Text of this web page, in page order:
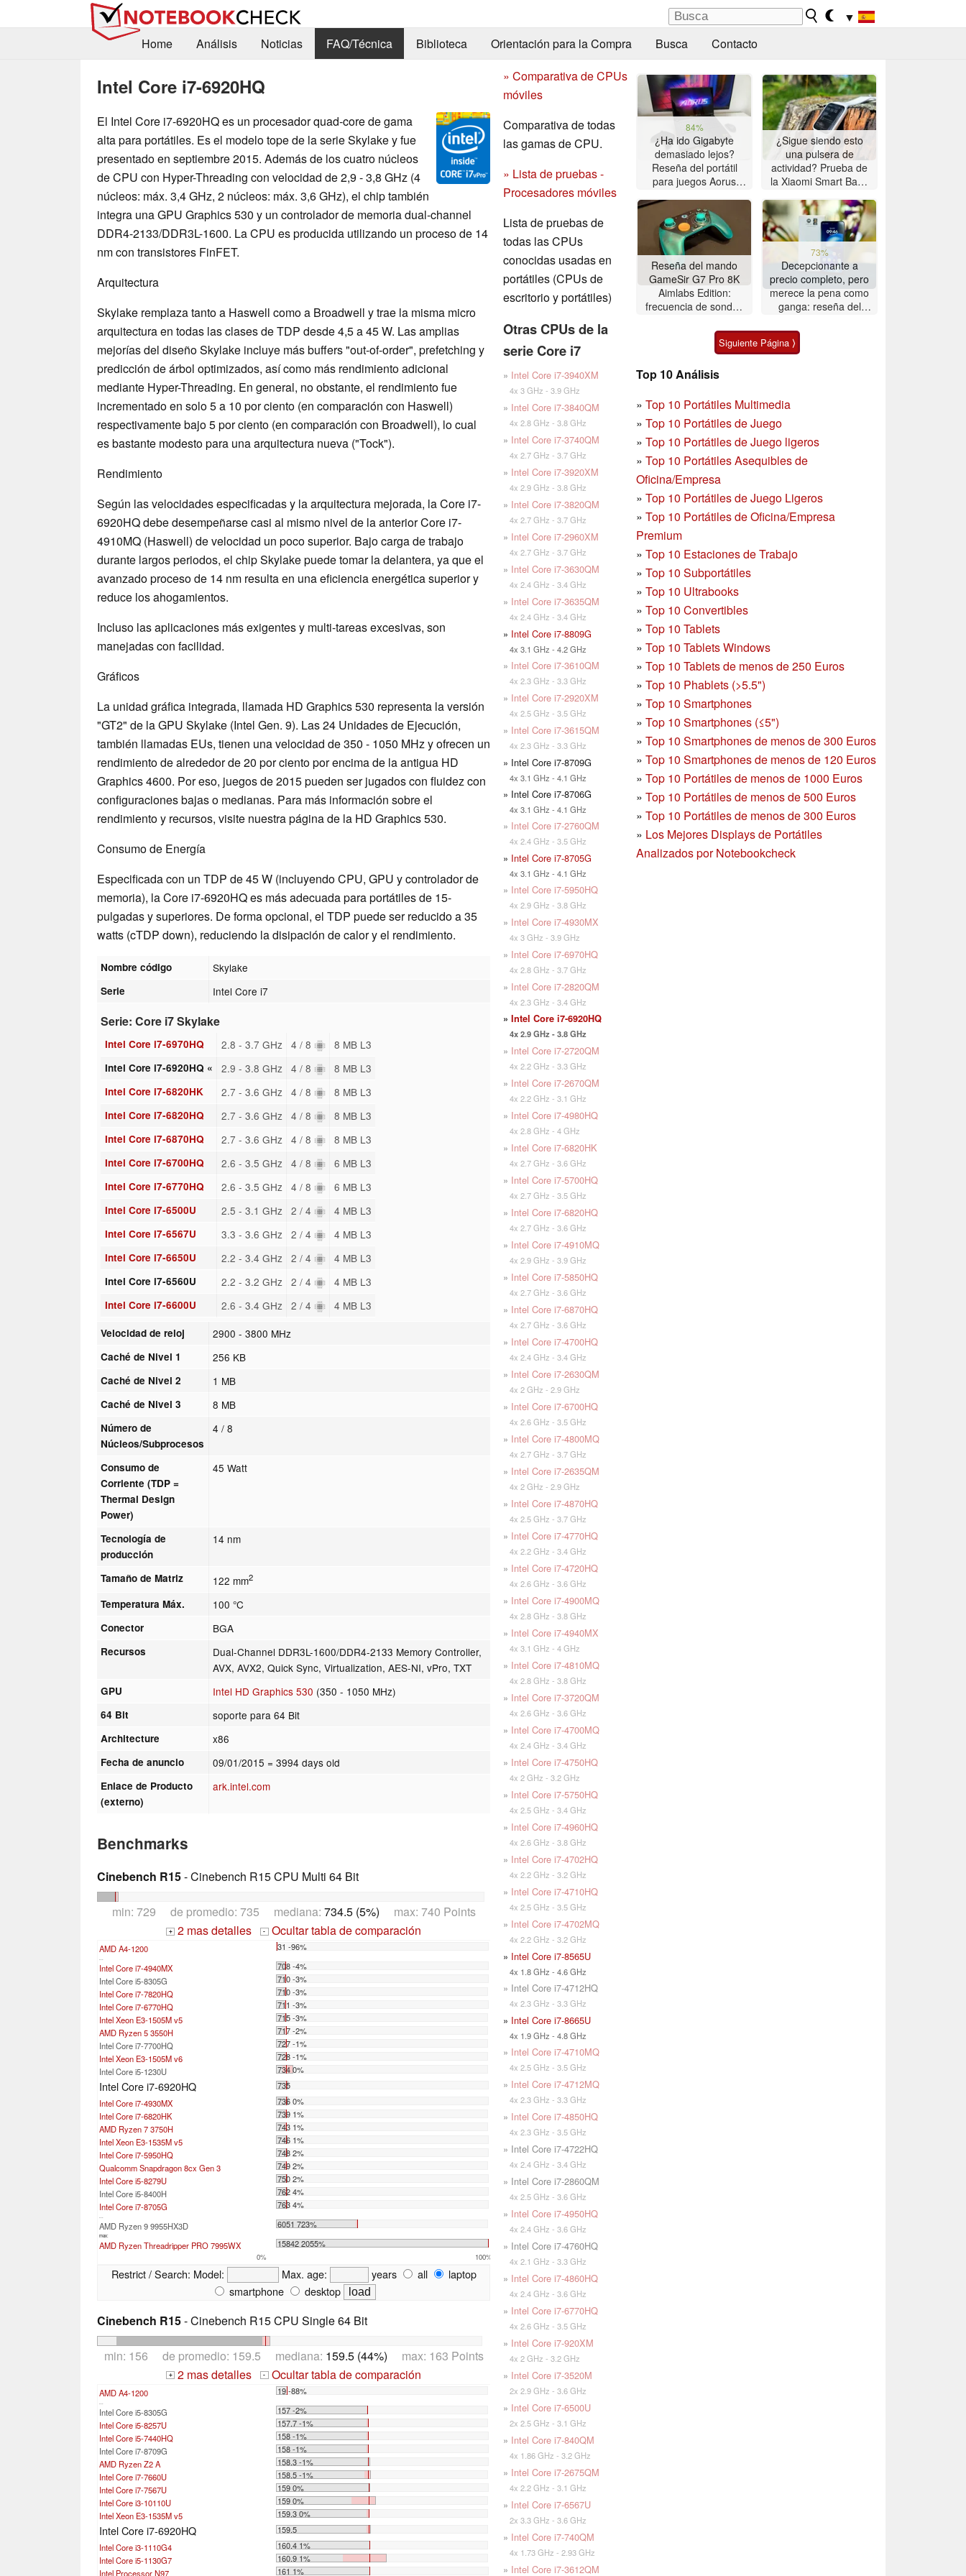
▼
Home
Análisis Noticias FAQ/Técnica Biblioteca Orientación para la Compra Busca Contacto
Intel Core i7-6920HQ
El Intel Core i7-6920HQ es un procesador quad-core de gama
alta para portátiles. Es el modelo tope de la serie Skylake y fue
presentado en septiembre 2015. Además de los cuatro núcleos
de CPU con Hyper-Threading con velocidad de 2,9 - 3,8 GHz (4
núcleos: máx. 3,4 GHz, 2 núcleos: máx. 3,6 GHz), el chip también
integra una GPU Graphics 530 y un controlador de memoria dual-channel
DDR4-2133/DDR3L-1600. La CPU es producida utilizando un proceso de 14
nm con transistores FinFET.
Arquitectura
Skylake remplaza tanto a Haswell como a Broadwell y trae la misma micro
arquitectura en todas las clases de TDP desde 4,5 a 45 W. Las amplias
mejorías del diseño Skylake incluye más buffers "out-of-order", prefetching y
predicción de árbol optimizados, así como más rendimiento adicional
mediante Hyper-Threading. En general, no obstante, el rendimiento fue
incrementado en solo 5 a 10 por ciento (en comparación con Haswell)
respectivamente bajo 5 por ciento (en comparación con Broadwell), lo cual
es bastante modesto para una arquitectura nueva ("Tock").
Rendimiento
Según las velocidades especificadas y la arquitectura mejorada, la Core i7-
6920HQ debe desempeñarse casi al mismo nivel de la anterior Core i7-
4910MQ (Haswell) de velocidad un poco superior. Bajo carga de trabajo
durante largos periodos, el chip Skylake puede tomar la delantera, ya que el
avanzado proceso de 14 nm resulta en una eficiencia energética superior y
reduce los ahogamientos.
Incluso las aplicaciones más exigentes y multi-tareas excesivas, son
manejadas con facilidad.
Gráficos
La unidad gráfica integrada, llamada HD Graphics 530 representa la versión
"GT2" de la GPU Skylake (Intel Gen. 9). Las 24 Unidades de Ejecución,
también llamadas EUs, tienen una velocidad de 350 - 1050 MHz y ofrecen un
rendimiento de alrededor de 20 por ciento por encima de la antigua HD
Graphics 4600. Por eso, juegos de 2015 pueden ser jugados con fluidez con
configuraciones bajas o medianas. Para más información sobre el
rendimiento y recursos, visite nuestra página de la HD Graphics 530.
Consumo de Energía
Especificada con un TDP de 45 W (incluyendo CPU, GPU y controlador de
memoria), la Core i7-6920HQ es más adecuada para portátiles de 15-
pulgadas y superiores. De forma opcional, el TDP puede ser reducido a 35
watts (cTDP down), reduciendo la disipación de calor y el rendimiento.
Nombre código Skylake
Serie Intel Core i7
Serie: Core i7 Skylake
Intel Core i7-6970HQ 2.8 - 3.7 GHz 4 / 8 8 MB L3
Intel Core i7-6920HQ « 2.9 - 3.8 GHz 4 / 8 8 MB L3
Intel Core i7-6820HK 2.7 - 3.6 GHz 4 / 8 8 MB L3
Intel Core i7-6820HQ 2.7 - 3.6 GHz 4 / 8 8 MB L3
Intel Core i7-6870HQ 2.7 - 3.6 GHz 4 / 8 8 MB L3
Intel Core i7-6700HQ 2.6 - 3.5 GHz 4 / 8 6 MB L3
Intel Core i7-6770HQ 2.6 - 3.5 GHz 4 / 8 6 MB L3
Intel Core i7-6500U 2.5 - 3.1 GHz 2 / 4 4 MB L3
Intel Core i7-6567U 3.3 - 3.6 GHz 2 / 4 4 MB L3
Intel Core i7-6650U 2.2 - 3.4 GHz 2 / 4 4 MB L3
Intel Core i7-6560U 2.2 - 3.2 GHz 2 / 4 4 MB L3
Intel Core i7-6600U 2.6 - 3.4 GHz 2 / 4 4 MB L3
Velocidad de reloj 2900 - 3800 MHz
Caché de Nivel 1 256 KB
Caché de Nivel 2 1 MB
Caché de Nivel 3 8 MB
Número de
Núcleos/Subprocesos
4 / 8
Consumo de
Corriente (TDP =
Thermal Design
Power)
45 Watt
Tecnología de
producción
14 nm
Tamaño de Matriz 122 mm2
Temperatura Máx. 100 °C
Conector BGA
Recursos
Dual-Channel DDR3L-1600/DDR4-2133 Memory Controller,
AVX, AVX2, Quick Sync, Virtualization, AES-NI, vPro, TXT
GPU Intel HD Graphics 530 (350 - 1050 MHz)
64 Bit soporte para 64 Bit
Architecture x86
Fecha de anuncio 09/01/2015 = 3994 days old
Enlace de Producto
(externo)
ark.intel.com
Benchmarks
Cinebench R15- Cinebench R15 CPU Multi 64 Bit
min: 729 de promedio: 735 mediana: 734.5 (5%) max: 740 Points
+ 2 mas detalles - Ocultar tabla de comparación
AMD A4-1200 31 -96%
Intel Core i7-4940MX
708 -4%
Intel Core i5-8305G
710 -3%
Intel Core i7-7820HQ
710 -3%
Intel Core i7-6770HQ
711 -3%
Intel Xeon E3-1505M v5
715 -3%
AMD Ryzen 5 3550H
717 -2%
Intel Core i7-7700HQ
727 -1%
Intel Xeon E3-1505M v6
728 -1%
Intel Core i5-1230U
734 0%
Intel Core i7-6920HQ
735
Intel Core i7-4930MX
736 0%
Intel Core i7-6820HK
739 1%
AMD Ryzen 7 3750H
743 1%
Intel Xeon E3-1535M v5
746 1%
Intel Core i7-5950HQ
748 2%
Qualcomm Snapdragon 8cx Gen 3
749 2%
Intel Core i5-8279U
750 2%
Intel Core i5-8400H
762 4%
Intel Core i7-8705G
763 4%
AMD Ryzen 9 9955HX3D 6051 723%
max:
AMD Ryzen Threadripper PRO 7995WX 15842 2055%
0% 100%
Restrict / Search: Model: Max. age: years all
laptop
smartphone
desktop
Cinebench R15- Cinebench R15 CPU Single 64 Bit
min: 156 de promedio: 159.5 mediana: 159.5 (44%) max: 163 Points
+ 2 mas detalles - Ocultar tabla de comparación
AMD A4-1200 19 -88%
Intel Core i5-8305G
157 -2%
Intel Core i5-8257U
157.7 -1%
Intel Core i5-7440HQ
158 -1%
Intel Core i7-8709G
158 -1%
AMD Ryzen Z2 A
158.3 -1%
Intel Core i7-7660U
158.5 -1%
Intel Core i7-7567U
159 0%
Intel Core i3-10110U
159 0%
Intel Xeon E3-1535M v5
159.3 0%
Intel Core i7-6920HQ
159.5
Intel Core i3-1110G4
160.4 1%
Intel Core i5-1130G7
160.9 1%
Intel Processor N97
161 1%
» Comparativa de CPUs
móviles
Comparativa de todas
las gamas de CPU.
» Lista de pruebas -
Procesadores móviles
Lista de pruebas de
todas las CPUs
conocidas usadas en
portátiles (CPUs de
escritorio y portátiles)
Otras CPUs de la
serie Core i7
» Intel Core i7-3940XM
4x 3 GHz - 3.9 GHz
» Intel Core i7-3840QM
4x 2.8 GHz - 3.8 GHz
» Intel Core i7-3740QM
4x 2.7 GHz - 3.7 GHz
» Intel Core i7-3920XM
4x 2.9 GHz - 3.8 GHz
» Intel Core i7-3820QM
4x 2.7 GHz - 3.7 GHz
» Intel Core i7-2960XM
4x 2.7 GHz - 3.7 GHz
» Intel Core i7-3630QM
4x 2.4 GHz - 3.4 GHz
» Intel Core i7-3635QM
4x 2.4 GHz - 3.4 GHz
» Intel Core i7-8809G
4x 3.1 GHz - 4.2 GHz
» Intel Core i7-3610QM
4x 2.3 GHz - 3.3 GHz
» Intel Core i7-2920XM
4x 2.5 GHz - 3.5 GHz
» Intel Core i7-3615QM
4x 2.3 GHz - 3.3 GHz
» Intel Core i7-8709G
4x 3.1 GHz - 4.1 GHz
» Intel Core i7-8706G
4x 3.1 GHz - 4.1 GHz
» Intel Core i7-2760QM
4x 2.4 GHz - 3.5 GHz
» Intel Core i7-8705G
4x 3.1 GHz - 4.1 GHz
» Intel Core i7-5950HQ
4x 2.9 GHz - 3.8 GHz
» Intel Core i7-4930MX
4x 3 GHz - 3.9 GHz
» Intel Core i7-6970HQ
4x 2.8 GHz - 3.7 GHz
» Intel Core i7-2820QM
4x 2.3 GHz - 3.4 GHz
» Intel Core i7-6920HQ
4x 2.9 GHz - 3.8 GHz
» Intel Core i7-2720QM
4x 2.2 GHz - 3.3 GHz
» Intel Core i7-2670QM
4x 2.2 GHz - 3.1 GHz
» Intel Core i7-4980HQ
4x 2.8 GHz - 4 GHz
» Intel Core i7-6820HK
4x 2.7 GHz - 3.6 GHz
» Intel Core i7-5700HQ
4x 2.7 GHz - 3.5 GHz
» Intel Core i7-6820HQ
4x 2.7 GHz - 3.6 GHz
» Intel Core i7-4910MQ
4x 2.9 GHz - 3.9 GHz
» Intel Core i7-5850HQ
4x 2.7 GHz - 3.6 GHz
» Intel Core i7-6870HQ
4x 2.7 GHz - 3.6 GHz
» Intel Core i7-4700HQ
4x 2.4 GHz - 3.4 GHz
» Intel Core i7-2630QM
4x 2 GHz - 2.9 GHz
» Intel Core i7-6700HQ
4x 2.6 GHz - 3.5 GHz
» Intel Core i7-4800MQ
4x 2.7 GHz - 3.7 GHz
» Intel Core i7-2635QM
4x 2 GHz - 2.9 GHz
» Intel Core i7-4870HQ
4x 2.5 GHz - 3.7 GHz
» Intel Core i7-4770HQ
4x 2.2 GHz - 3.4 GHz
» Intel Core i7-4720HQ
4x 2.6 GHz - 3.6 GHz
» Intel Core i7-4900MQ
4x 2.8 GHz - 3.8 GHz
» Intel Core i7-4940MX
4x 3.1 GHz - 4 GHz
» Intel Core i7-4810MQ
4x 2.8 GHz - 3.8 GHz
» Intel Core i7-3720QM
4x 2.6 GHz - 3.6 GHz
» Intel Core i7-4700MQ
4x 2.4 GHz - 3.4 GHz
» Intel Core i7-4750HQ
4x 2 GHz - 3.2 GHz
» Intel Core i7-5750HQ
4x 2.5 GHz - 3.4 GHz
» Intel Core i7-4960HQ
4x 2.6 GHz - 3.8 GHz
» Intel Core i7-4702HQ
4x 2.2 GHz - 3.2 GHz
» Intel Core i7-4710HQ
4x 2.5 GHz - 3.5 GHz
» Intel Core i7-4702MQ
4x 2.2 GHz - 3.2 GHz
» Intel Core i7-8565U
4x 1.8 GHz - 4.6 GHz
» Intel Core i7-4712HQ
4x 2.3 GHz - 3.3 GHz
» Intel Core i7-8665U
4x 1.9 GHz - 4.8 GHz
» Intel Core i7-4710MQ
4x 2.5 GHz - 3.5 GHz
» Intel Core i7-4712MQ
4x 2.3 GHz - 3.3 GHz
» Intel Core i7-4850HQ
4x 2.3 GHz - 3.5 GHz
» Intel Core i7-4722HQ
4x 2.4 GHz - 3.4 GHz
» Intel Core i7-2860QM
4x 2.5 GHz - 3.6 GHz
» Intel Core i7-4950HQ
4x 2.4 GHz - 3.6 GHz
» Intel Core i7-4760HQ
4x 2.1 GHz - 3.3 GHz
» Intel Core i7-4860HQ
4x 2.4 GHz - 3.6 GHz
» Intel Core i7-6770HQ
4x 2.6 GHz - 3.5 GHz
» Intel Core i7-920XM
4x 2 GHz - 3.2 GHz
» Intel Core i7-3520M
2x 2.9 GHz - 3.6 GHz
» Intel Core i7-6500U
2x 2.5 GHz - 3.1 GHz
» Intel Core i7-840QM
4x 1.86 GHz - 3.2 GHz
» Intel Core i7-2675QM
4x 2.2 GHz - 3.1 GHz
» Intel Core i7-6567U
2x 3.3 GHz - 3.6 GHz
» Intel Core i7-740QM
4x 1.73 GHz - 2.93 GHz
» Intel Core i7-3612QM
84%
¿Ha ido Gigabyte
demasiado lejos?
Reseña del portátil
para juegos Aorus
Zen 5
¿Sigue siendo esto
una pulsera de
actividad? Prueba de
la Xiaomi Smart Band
Reseña del mando
GameSir G7 Pro 8K
Aimlabs Edition:
frecuencia de sondeo
asequible
73%
Decepcionante a
precio completo, pero
merece la pena como
ganga: reseña del
Moto G47
Siguiente Página ⟩
Top 10 Análisis
» Top 10 Portátiles Multimedia
» Top 10 Portátiles de Juego
» Top 10 Portátiles de Juego ligeros
» Top 10 Portátiles Asequibles de
Oficina/Empresa
» Top 10 Portátiles de Juego Ligeros
» Top 10 Portátiles de Oficina/Empresa
Premium
» Top 10 Estaciones de Trabajo
» Top 10 Subportátiles
» Top 10 Ultrabooks
» Top 10 Convertibles
» Top 10 Tablets
» Top 10 Tablets Windows
» Top 10 Tablets de menos de 250 Euros
» Top 10 Phablets (>5.5")
» Top 10 Smartphones
» Top 10 Smartphones (≤5")
» Top 10 Smartphones de menos de 300 Euros
» Top 10 Smartphonesde menos de 120 Euros
» Top 10 Portátiles de menos de 1000 Euros
» Top 10 Portátiles de menos de 500 Euros
» Top 10 Portátiles de menos de 300 Euros
» Los Mejores Displays de Portátiles
Analizados por Notebookcheck